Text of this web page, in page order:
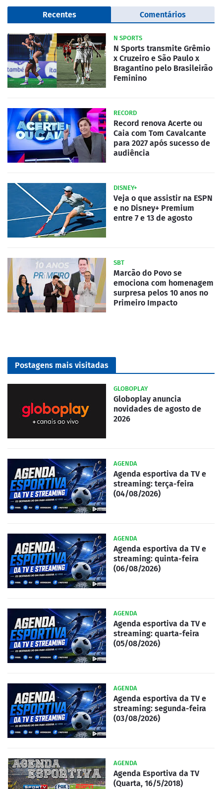
Recentes Comentários
N SPORTS
N Sports transmite Grêmio
x Cruzeiro e São Paulo x
Bragantino pelo Brasileirão
Feminino
RECORD
Record renova Acerte ou
Caia com Tom Cavalcante
para 2027 após sucesso de
audiência
DISNEY+
Veja o que assistir na ESPN
e no Disney+ Premium
entre 7 e 13 de agosto
SBT
Marcão do Povo se
emociona com homenagem
surpresa pelos 10 anos no
Primeiro Impacto
Postagens mais visitadas
GLOBOPLAY
Globoplay anuncia
novidades de agosto de
2026
AGENDA
Agenda esportiva da TV e
streaming: terça-feira
(04/08/2026)
AGENDA
Agenda esportiva da TV e
streaming: quinta-feira
(06/08/2026)
AGENDA
Agenda esportiva da TV e
streaming: quarta-feira
(05/08/2026)
AGENDA
Agenda esportiva da TV e
streaming: segunda-feira
(03/08/2026)
AGENDA
Agenda Esportiva da TV
(Quarta, 16/5/2018)